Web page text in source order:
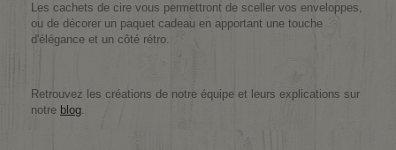
Les cachets de cire vous permettront de sceller vos enveloppes,
ou de décorer un paquet cadeau en apportant une touche
d'élégance et un côté rétro.
Retrouvez les créations de notre équipe et leurs explications sur
notre blog.